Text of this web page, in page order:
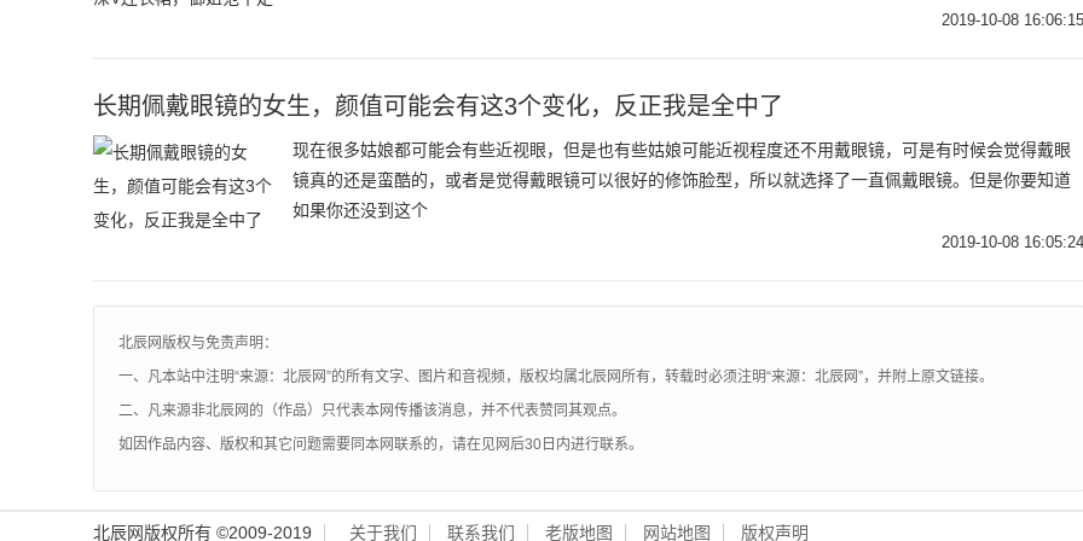
2019-10-08 16:06:15
长期佩戴眼镜的女生，颜值可能会有这3个变化，反正我是全中了
现在很多姑娘都可能会有些近视眼，但是也有些姑娘可能近视程度还不用戴眼镜，可是有时候会觉得戴眼
镜真的还是蛮酷的，或者是觉得戴眼镜可以很好的修饰脸型，所以就选择了一直佩戴眼镜。但是你要知道
如果你还没到这个
2019-10-08 16:05:24
北辰网版权与免责声明：
一、凡本站中注明“来源：北辰网”的所有文字、图片和音视频，版权均属北辰网所有，转载时必须注明“来源：北辰网”，并附上原文链接。
二、凡来源非北辰网的（作品）只代表本网传播该消息，并不代表赞同其观点。
如因作品内容、版权和其它问题需要同本网联系的，请在见网后30日内进行联系。
北辰网版权所有 ©2009-2019 关于我们 联系我们 老版地图 网站地图 版权声明